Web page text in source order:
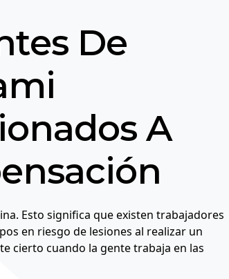
De
A
Esto significa que existen trabajadores
en riesgo de lesiones al realizar un
cierto cuando la gente trabaja en las